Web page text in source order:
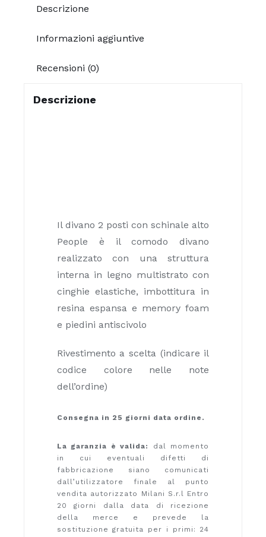
Descrizione
Informazioni aggiuntive
Recensioni (0)
Descrizione
Il divano 2 posti con schinale alto
People è il comodo divano
realizzato con una struttura
interna in legno multistrato con
cinghie elastiche, imbottitura in
resina espansa e memory foam
e piedini antiscivolo
Rivestimento a scelta (indicare il
codice colore nelle note
dell’ordine)
Consegna in 25 giorni data ordine.
La garanzia è valida:
dal momento
in cui eventuali difetti di
fabbricazione siano comunicati
dall’utilizzatore finale al punto
vendita autorizzato Milani S.r.l Entro
20 giorni dalla data di ricezione
della merce e prevede la
sostituzione gratuita per i primi: 24